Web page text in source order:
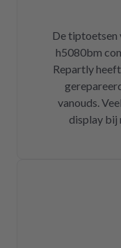
De tiptoetsen
h5080bm combi oven deden het niet meer.
Repartly
vanouds. Veel voordeliger dan een nieuwe